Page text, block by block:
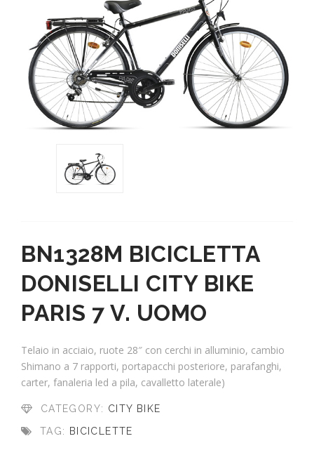
BN1328M BICICLETTA
DONISELLI CITY BIKE
PARIS 7 V. UOMO
Telaio in acciaio, ruote 28″ con cerchi in alluminio, cambio
Shimano a 7 rapporti, portapacchi posteriore, parafanghi,
carter, fanaleria led a pila, cavalletto laterale)
CATEGORY: CITY BIKE
TAG:
BICICLETTE